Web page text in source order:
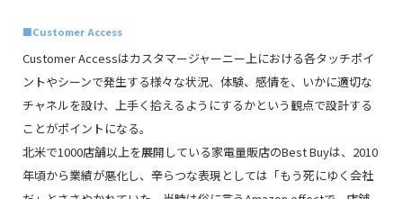
■Customer Access
Customer Accessはカスタマージャーニー上における各タッチポイ
ントやシーンで発生する様々な状況、体験、感情を、いかに適切な
チャネルを設け、上手く拾えるようにするかという観点で設計する
ことがポイントになる。
北米で1000店舗以上を展開している家電量販店のBest Buyは、2010
年頃から業績が悪化し、辛らつな表現としては「もう死にゆく会社